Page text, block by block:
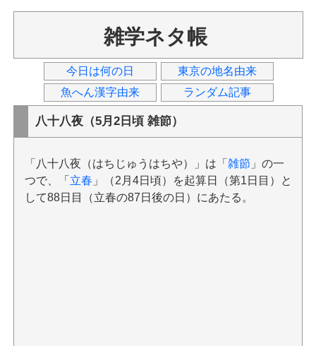
雑学ネタ帳
今日は何の日
東京の地名由来
魚へん漢字由来
ランダム記事
八十八夜（5月2日頃 雑節）
「八十八夜（はちじゅうはちや）」は「 雑節 」の一
つで、「 立春 」（2月4日頃）を起算日（第1日目）と
して88日目（立春の87日後の日）にあたる。